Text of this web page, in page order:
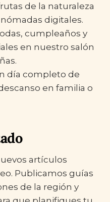
de la naturaleza
digitales.
cumpleaños y
en nuestro salón
día completo de
en familia o
artículos
Publicamos guías
de la región y